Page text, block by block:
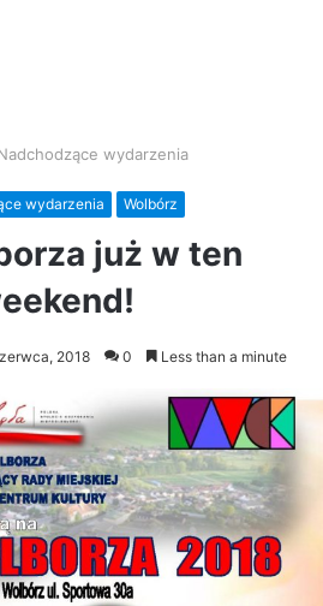
wydarzenia
wydarzenia Wolbórz
już w ten
2018 0 Less than a minute